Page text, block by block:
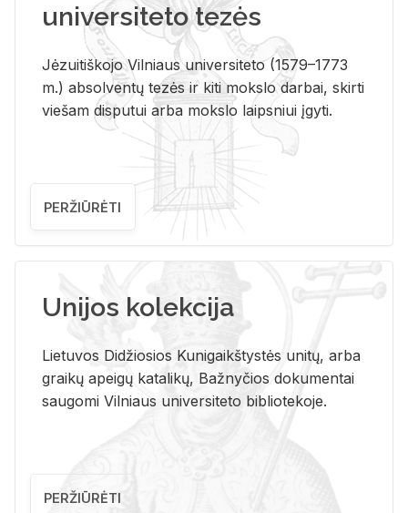
universiteto tezės
Jėzuitiškojo Vilniaus universiteto (1579–1773
m.) absolventų tezės ir kiti mokslo darbai, skirti
viešam disputui arba mokslo laipsniui įgyti.
PERŽIŪRĖTI
Unijos kolekcija
Lietuvos Didžiosios Kunigaikštystės unitų, arba
graikų apeigų katalikų, Bažnyčios dokumentai
saugomi Vilniaus universiteto bibliotekoje.
PERŽIŪRĖTI